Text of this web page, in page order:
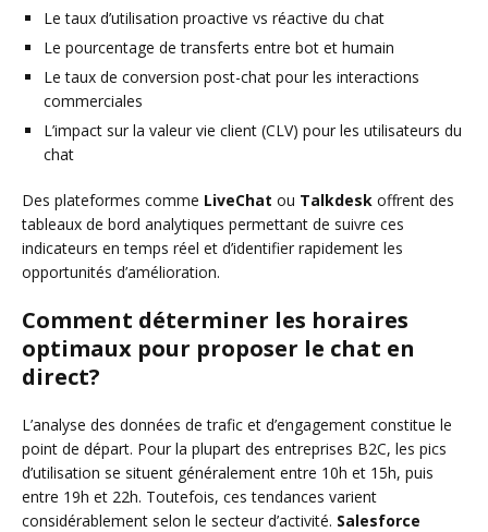
Le taux d’utilisation proactive vs réactive du chat
Le pourcentage de transferts entre bot et humain
Le taux de conversion post-chat pour les interactions
commerciales
L’impact sur la valeur vie client (CLV) pour les utilisateurs du
chat
Des plateformes comme LiveChat ou Talkdesk offrent des
tableaux de bord analytiques permettant de suivre ces
indicateurs en temps réel et d’identifier rapidement les
opportunités d’amélioration.
Comment déterminer les horaires
optimaux pour proposer le chat en
direct?
L’analyse des données de trafic et d’engagement constitue le
point de départ. Pour la plupart des entreprises B2C, les pics
d’utilisation se situent généralement entre 10h et 15h, puis
entre 19h et 22h. Toutefois, ces tendances varient
considérablement selon le secteur d’activité. Salesforce